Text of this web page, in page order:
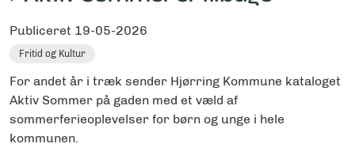
Publiceret 19-05-2026
Fritid og Kultur
For andet år i træk sender Hjørring Kommune kataloget
Aktiv Sommer på gaden med et væld af
sommerferieoplevelser for børn og unge i hele
kommunen.